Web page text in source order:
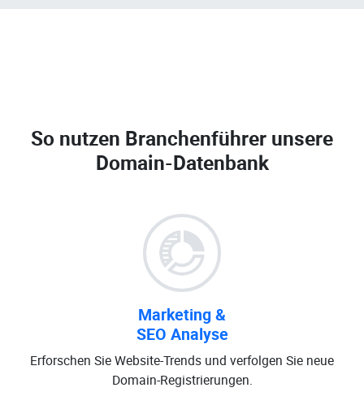
So nutzen Branchenführer unsere
Domain-Datenbank
Marketing &
SEO Analyse
Erforschen Sie Website-Trends und verfolgen Sie neue
Domain-Registrierungen.